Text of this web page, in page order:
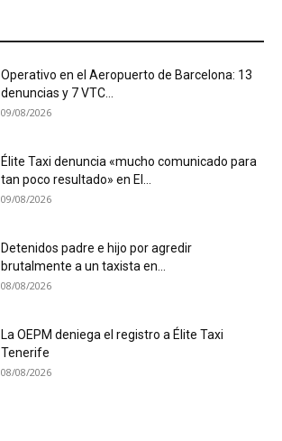
Operativo en el Aeropuerto de Barcelona: 13
denuncias y 7 VTC...
09/08/2026
Élite Taxi denuncia «mucho comunicado para
tan poco resultado» en El...
09/08/2026
Detenidos padre e hijo por agredir
brutalmente a un taxista en...
08/08/2026
La OEPM deniega el registro a Élite Taxi
Tenerife
08/08/2026